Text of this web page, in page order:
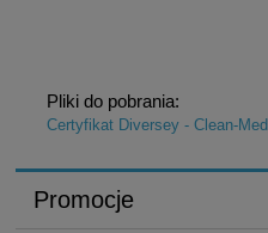
Pliki do pobrania:
Certyfikat Diversey - Clean-Med
Promocje